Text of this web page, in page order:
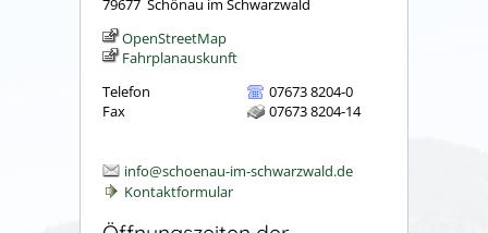
79677 Schönau im Schwarzwald
OpenStreetMap
Fahrplanauskunft
Telefon
07673 8204-0
Fax
07673 8204-14
info@schoenau-im-schwarzwald.de
Kontaktformular